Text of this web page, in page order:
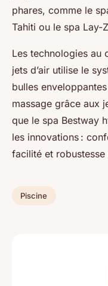
phares, comme le
Tahiti ou le spa Lay-
Les technologies au
jets d’air utilise le
bulles
massage grâce aux
que le spa Bestway
les innovations :
facilité et robustesse
Piscine